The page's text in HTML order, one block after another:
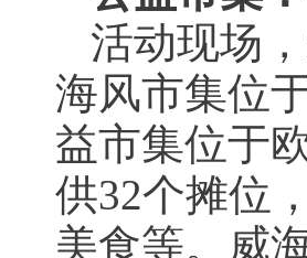
活动现场
海风市集位
益市集位于
供32个摊位
美食等。威